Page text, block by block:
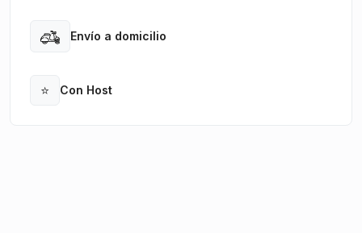
Envío a domicilio
Open
⭐ Con Host
Open